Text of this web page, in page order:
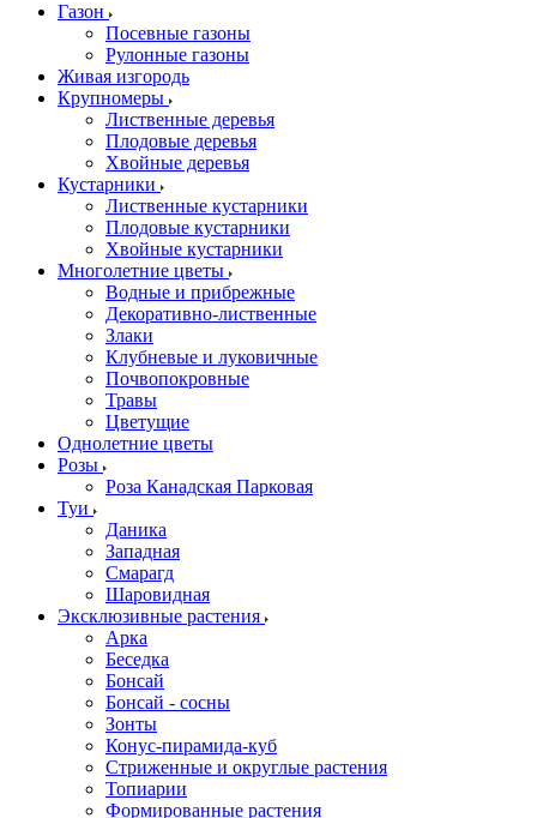
Газон
Посевные газоны
Рулонные газоны
Живая изгородь
Крупномеры
Лиственные деревья
Плодовые деревья
Хвойные деревья
Кустарники
Лиственные кустарники
Плодовые кустарники
Хвойные кустарники
Многолетние цветы
Водные и прибрежные
Декоративно-лиственные
Злаки
Клубневые и луковичные
Почвопокровные
Травы
Цветущие
Однолетние цветы
Розы
Роза Канадская Парковая
Туи
Даника
Западная
Смарагд
Шаровидная
Эксклюзивные растения
Арка
Беседка
Бонсай
Бонсай - сосны
Зонты
Конус-пирамида-куб
Стриженные и округлые растения
Топиарии
Формированные растения